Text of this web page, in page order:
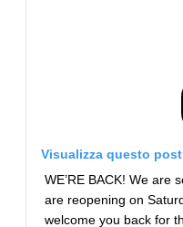
Visualizza questo
WE’RE BACK! We are
are reopening on
welcome you back for